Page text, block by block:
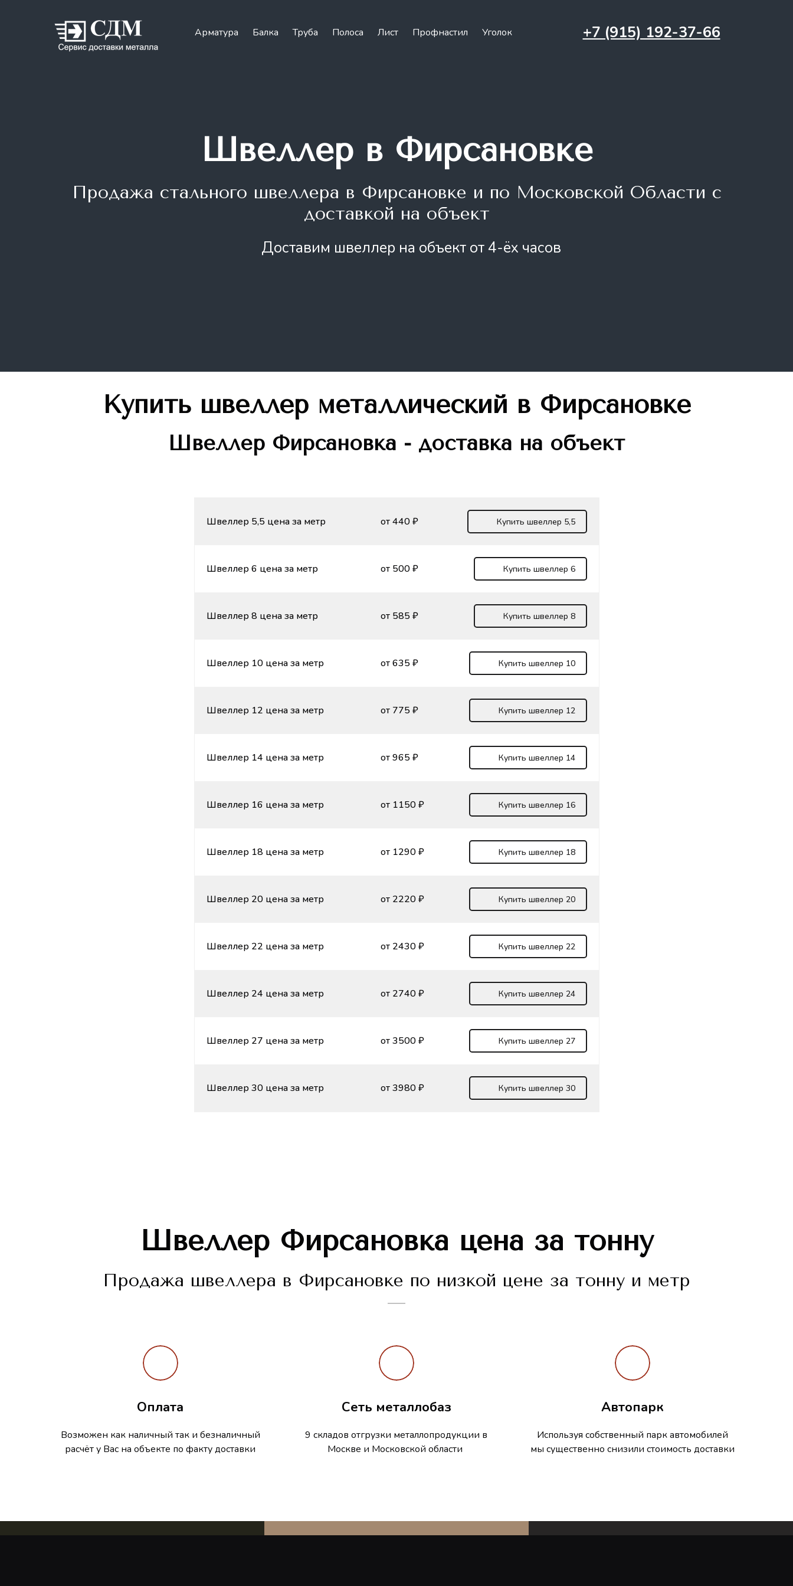
Арматура Балка Труба Полоса Лист Профнастил Уголок +7 (915) 192-37-66
Швеллер в Фирсановке
Продажа стального швеллера в Фирсановке и по Московской Области с
доставкой на объект
Доставим швеллер на объект от 4-ёх часов
Купить швеллер металлический в Фирсановке
Швеллер Фирсановка - доставка на объект
Швеллер 5,5 цена за метр от 440 ₽ Купить швеллер 5,5
Швеллер 6 цена за метр от 500 ₽ Купить швеллер 6
Швеллер 8 цена за метр от 585 ₽ Купить швеллер 8
Швеллер 10 цена за метр от 635 ₽ Купить швеллер 10
Швеллер 12 цена за метр от 775 ₽ Купить швеллер 12
Швеллер 14 цена за метр от 965 ₽ Купить швеллер 14
Швеллер 16 цена за метр от 1150 ₽ Купить швеллер 16
Швеллер 18 цена за метр от 1290 ₽ Купить швеллер 18
Швеллер 20 цена за метр от 2220 ₽ Купить швеллер 20
Швеллер 22 цена за метр от 2430 ₽ Купить швеллер 22
Швеллер 24 цена за метр от 2740 ₽ Купить швеллер 24
Швеллер 27 цена за метр от 3500 ₽ Купить швеллер 27
Швеллер 30 цена за метр от 3980 ₽ Купить швеллер 30
ШвеллерФирсановка цена за тонну
Продажа швеллера в Фирсановке по низкой цене за тонну и метр
Оплата
Возможен как наличный так и безналичный
расчёт у Вас на объекте по факту доставки
Сеть металлобаз
9 складов отгрузки металлопродукции в
Москве и Московской области
Автопарк
Используя собственный парк автомобилей
мы существенно снизили стоимость доставки